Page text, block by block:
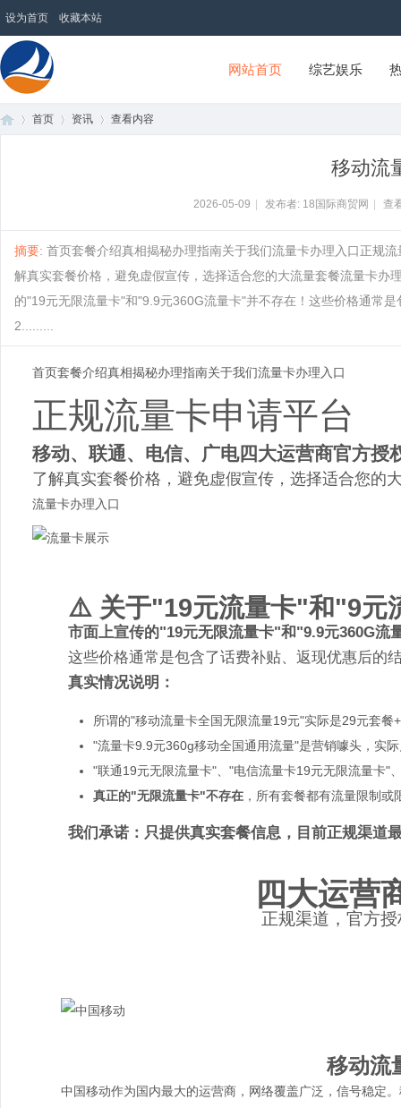
设为首页 收藏本站
18国际商贸网
网站首页 综艺娱乐
首页 资讯 查看内容
移动流
2026-05-09 发布者: 18国际商贸网 查
摘要: 首页套餐介绍真相揭秘办理指南关于我们流量卡办理入口正规
解真实套餐价格，避免虚假宣传，选择适合您的大流量套餐流量卡
的"19元无限流量卡"和"9.9元360G流量卡"并不存在！这些价格通常
2.........
首页套餐介绍真相揭秘办理指南关于我们流量卡办理入口
正规流量卡申请平台
移动、联通、电信、广电四大运营商官方授
了解真实套餐价格，避免虚假宣传，选择适合您的
流量卡办理入口
⚠️ 关于"19元流量卡"和"9元
市面上宣传的"19元无限流量卡"和"9.9元360G流
这些价格通常是包含了话费补贴、返现优惠后的
真实情况说明：
所谓的"移动流量卡全国无限流量19元"实际是29元套餐
"流量卡9.9元360g移动全国通用流量"是营销噱头，实
"联通19元无限流量卡"、"电信流量卡19元无限流量卡"
真正的"无限流量卡"不存在 ，所有套餐都有流量限制或
我们承诺：只提供真实套餐信息，目前正规渠道
四大运营
正规渠道，官方
移动流
中国移动作为国内最大的运营商，网络覆盖广泛，信号稳定